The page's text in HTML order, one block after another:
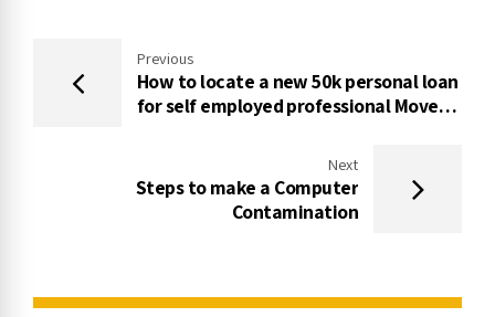
Previous
How to locate a new 50k personal loan
for self employed professional Move
Next
Steps to make a Computer
Contamination